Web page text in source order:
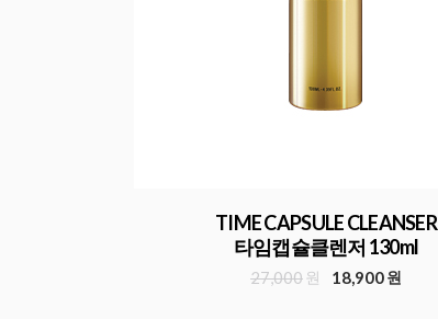
TIME CAPSULE CLEANSER
타임캡슐클렌저 130ml
27,000 원 18,900원